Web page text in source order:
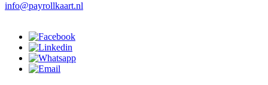
info@payrollkaart.nl